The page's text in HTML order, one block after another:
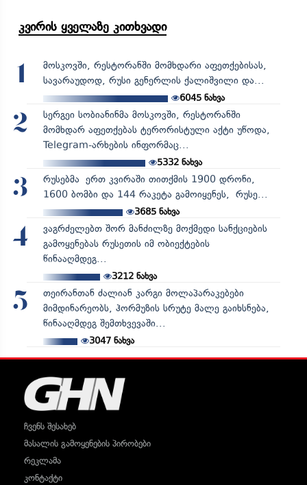
კვირის ყველაზე კითხვადი
1
მოსკოვში, რესტორანში მომხდარი აფეთქებისას,
სავარაუდოდ, რუსი გენერლის ქალიშვილი და...
6045 ნახვა
2
სერგეი სობიანინმა მოსკოვში, რესტორანში
მომხდარ აფეთქებას ტერორისტული აქტი უწოდა,
Telegram-არხების ინფორმაც...
5332ნახვა
3
რუსებმა ერთ კვირაში თითქმის 1900 დრონი,
1600 ბომბი და 144 რაკეტა გამოიყენეს, რუსე...
3685ნახვა
4
ვაგრძელებთ შორ მანძილზე მოქმედი სანქციების
გამოყენებას რუსეთის იმ ობიექტების
წინააღმდეგ...
3212ნახვა
5
თეირანთან ძალიან კარგი მოლაპარაკებები
მიმდინარეობს, ჰორმუზის სრუტე მალე გაიხსნება,
წინააღმდეგ შემთხვევაში...
3047ნახვა
ჩვენს შესახებ
მასალის გამოყენების პირობები
რეკლამა
კონტაქტი